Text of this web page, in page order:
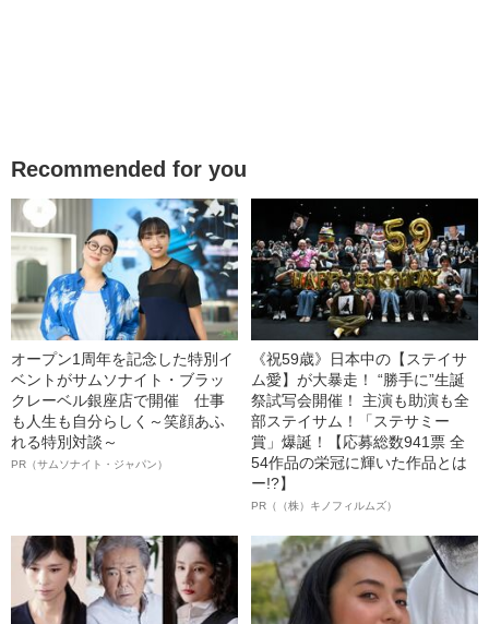
Recommended for you
オープン1周年を記念した特別イ
ベントがサムソナイト・ブラッ
クレーベル銀座店で開催 仕事
も人生も自分らしく～笑顔あふ
れる特別対談～
PR（サムソナイト・ジャパン）
《祝59歳》日本中の【ステイサ
ム愛】が大暴走！ “勝手に”生誕
祭試写会開催！ 主演も助演も全
部ステイサム！「ステサミー
賞」爆誕！【応募総数941票 全
54作品の栄冠に輝いた作品とは
ー!?】
PR（（株）キノフィルムズ）